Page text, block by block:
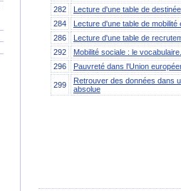
282
Lecture d'une table de destinée
284
Lecture d'une table de mobilité
286
Lecture d'une table de
292
Mobilité sociale : le vocabulaire.
296
Pauvreté dans l'Union
299
Retrouver des données dans
absolue